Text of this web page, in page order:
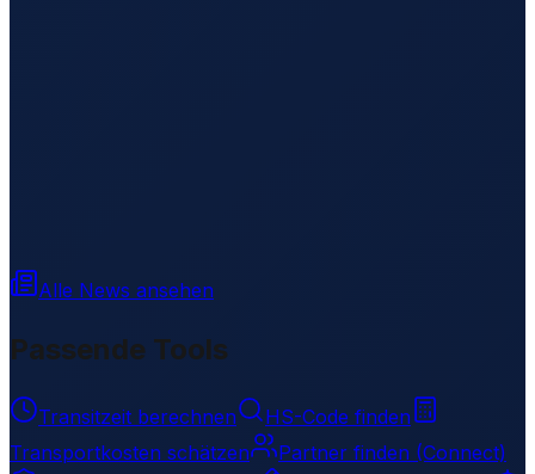
Alle News ansehen
Passende Tools
Transitzeit berechnen
HS-Code finden
Transportkosten schätzen
Partner finden (Connect)